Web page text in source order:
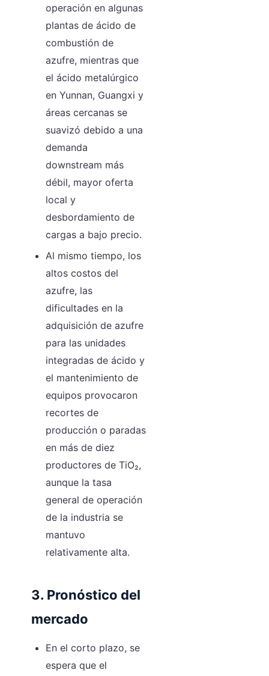
operación en algunas
plantas de ácido de
combustión de
azufre, mientras que
el ácido metalúrgico
en Yunnan, Guangxi y
áreas cercanas se
suavizó debido a una
demanda
downstream más
débil, mayor oferta
local y
desbordamiento de
cargas a bajo precio.
Al mismo tiempo, los
altos costos del
azufre, las
dificultades en la
adquisición de azufre
para las unidades
integradas de ácido y
el mantenimiento de
equipos provocaron
recortes de
producción o paradas
en más de diez
productores de TiO₂,
aunque la tasa
general de operación
de la industria se
mantuvo
relativamente alta.
3. Pronóstico del
mercado
En el corto plazo, se
espera que el